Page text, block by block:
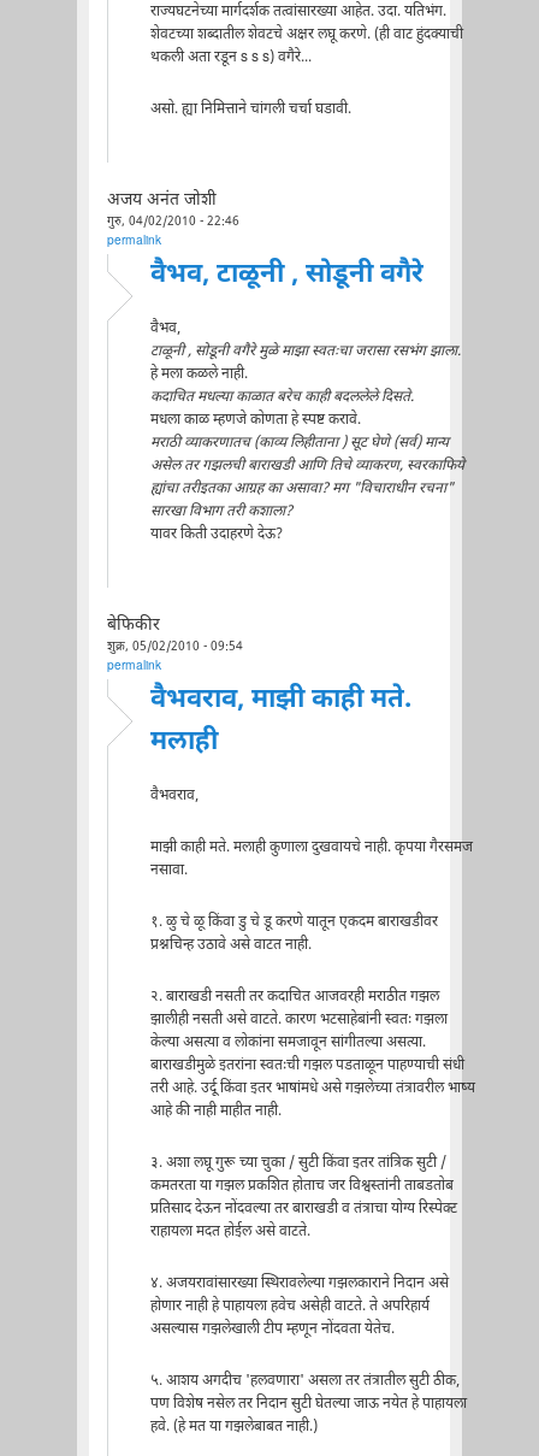
राज्यघटनेच्या मार्गदर्शक तत्वांसारख्या आहेत. उदा. यतिभंग.
शेवटच्या शब्दातील शेवटचे अक्षर लघू करणे. (ही वाट हुंदक्याची
थकली अता रडून s s s) वगैरे...
असो. ह्या निमित्ताने चांगली चर्चा घडावी.
अजय अनंत जोशी
गुरु, 04/02/2010 - 22:46
permalink
वैभव, टाळूनी , सोडूनी वगैरे
वैभव,
टाळूनी , सोडूनी वगैरे मुळे माझा स्वतःचा जरासा रसभंग झाला.
हे मला कळले नाही.
कदाचित मधल्या काळात बरेच काही बदललेले दिसते.
मधला काळ म्हणजे कोणता हे स्पष्ट करावे.
मराठी व्याकरणातच (काव्य लिहीताना ) सूट घेणे (सर्व) मान्य
असेल तर गझलची बाराखडी आणि तिचे व्याकरण, स्वरकाफिये
ह्यांचा तरीइतका आग्रह का असावा? मग "विचाराधीन रचना"
सारखा विभाग तरी कशाला?
यावर किती उदाहरणे देऊ?
बेफिकीर
शुक्र, 05/02/2010 - 09:54
permalink
वैभवराव, माझी काही मते.
मलाही
वैभवराव,
माझी काही मते. मलाही कुणाला दुखवायचे नाही. कृपया गैरसमज
नसावा.
१. ळु चे ळू किंवा डु चे डू करणे यातून एकदम बाराखडीवर
प्रश्नचिन्ह उठावे असे वाटत नाही.
२. बाराखडी नसती तर कदाचित आजवरही मराठीत गझल
झालीही नसती असे वाटते. कारण भटसाहेबांनी स्वतः गझला
केल्या असत्या व लोकांना समजावून सांगीतल्या असत्या.
बाराखडीमुळे इतरांना स्वतःची गझल पडताळून पाहण्याची संधी
तरी आहे. उर्दू किंवा इतर भाषांमधे असे गझलेच्या तंत्रावरील भाष्य
आहे की नाही माहीत नाही.
३. अशा लघू गुरू च्या चुका / सुटी किंवा इतर तांत्रिक सुटी /
कमतरता या गझल प्रकशित होताच जर विश्वस्तांनी ताबडतोब
प्रतिसाद देऊन नोंदवल्या तर बाराखडी व तंत्राचा योग्य रिस्पेक्ट
राहायला मदत होईल असे वाटते.
४. अजयरावांसारख्या स्थिरावलेल्या गझलकाराने निदान असे
होणार नाही हे पाहायला हवेच असेही वाटते. ते अपरिहार्य
असल्यास गझलेखाली टीप म्हणून नोंदवता येतेच.
५. आशय अगदीच 'हलवणारा' असला तर तंत्रातील सुटी ठीक,
पण विशेष नसेल तर निदान सुटी घेतल्या जाऊ नयेत हे पाहायला
हवे. (हे मत या गझलेबाबत नाही.)